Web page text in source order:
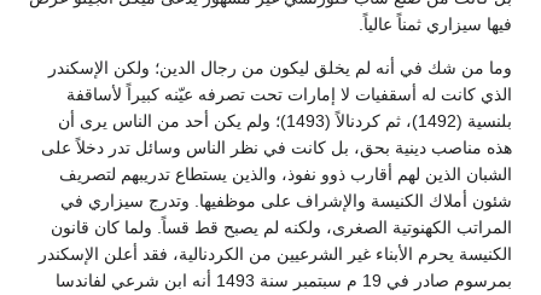
فيها سيزاري ثمناً عالياً.
وما من شك في أنه لم يخلق ليكون من رجال الدين؛ ولكن الإسكندر
الذي كانت له أسقفيات لا إمارات تحت تصرفه عيّنه كبيراً لأساقفة
بلنسية (1492)، ثم كردنالاً (1493)؛ ولم يكن أحد من الناس يرى أن
هذه مناصب دينية بحق، بل كانت في نظر الناس وسائل تدر دخلاً على
الشبان الذين لهم أقارب ذوو نفوذ، والذين يستطاع تدريبهم لتصريف
شئون أملاك الكنيسة والإشراف على موظفيها. وتدرج سيزاري في
المراتب الكهنوتية الصغرى، ولكنه لم يصبح قط قساً. ولما كان قانون
الكنيسة يحرم الأبناء غير الشرعيين من الكردنالية، فقد أعلن الإسكندر
بمرسوم صادر في 19 م سبتمبر سنة 1493 أنه ابن شرعي لفاندسا